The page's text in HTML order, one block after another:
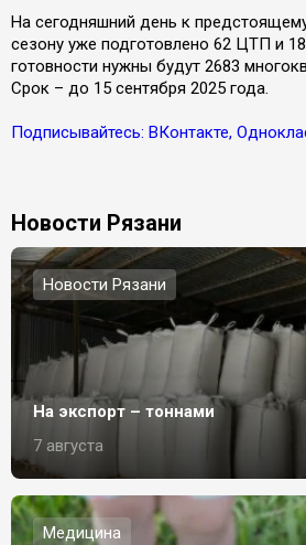
На сегодняшний день к
сезону уже подготовлено 62 ЦТП и
готовности нужны будут 2683
Срок – до 15 сентября 2025 года.
Подписывайтесь: ВКонтакте,
Новости Рязани
Новости Рязани
На экспорт – тоннами
7 августа
Медицина